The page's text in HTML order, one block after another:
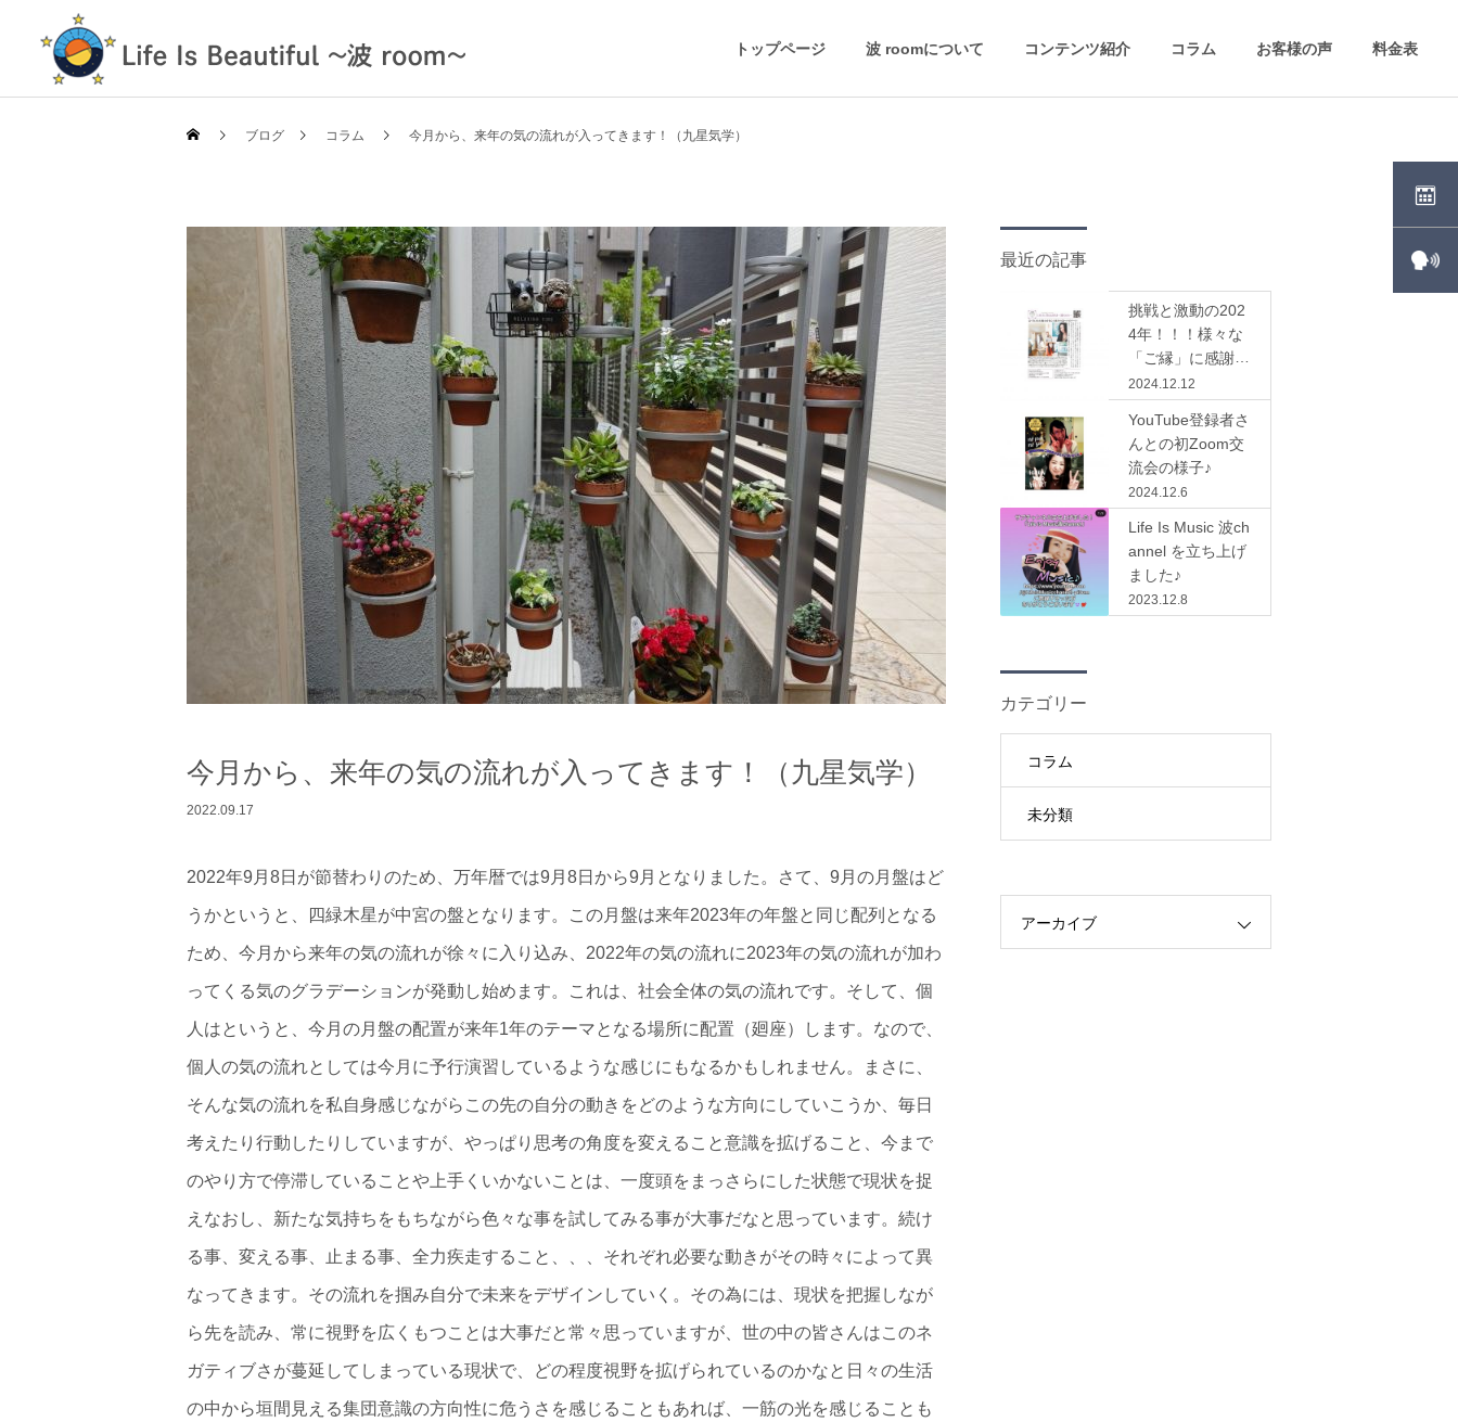
トップページ 波 roomについて コンテンツ紹介 コラム お客様の声 料金表
ブログ コラム 今月から、来年の気の流れが入ってきます！（九星気学）
今月から、来年の気の流れが入ってきます！（九星気学）
2022.09.17
2022年9月8日が節替わりのため、万年暦では9月8日から9月となりました。さて、9月の月盤はど
うかというと、四緑木星が中宮の盤となります。この月盤は来年2023年の年盤と同じ配列となる
ため、今月から来年の気の流れが徐々に入り込み、2022年の気の流れに2023年の気の流れが加わ
ってくる気のグラデーションが発動し始めます。これは、社会全体の気の流れです。そして、個
人はというと、今月の月盤の配置が来年1年のテーマとなる場所に配置（廻座）します。なので、
個人の気の流れとしては今月に予行演習しているような感じにもなるかもしれません。まさに、
そんな気の流れを私自身感じながらこの先の自分の動きをどのような方向にしていこうか、毎日
考えたり行動したりしていますが、やっぱり思考の角度を変えること意識を拡げること、今まで
のやり方で停滞していることや上手くいかないことは、一度頭をまっさらにした状態で現状を捉
えなおし、新たな気持ちをもちながら色々な事を試してみる事が大事だなと思っています。続け
る事、変える事、止まる事、全力疾走すること、、、それぞれ必要な動きがその時々によって異
なってきます。その流れを掴み自分で未来をデザインしていく。その為には、現状を把握しなが
ら先を読み、常に視野を広くもつことは大事だと常々思っていますが、世の中の皆さんはこのネ
ガティブさが蔓延してしまっている現状で、どの程度視野を拡げられているのかなと日々の生活
の中から垣間見える集団意識の方向性に危うさを感じることもあれば、一筋の光を感じることも
最近の記事
挑戦と激動の202
4年！！！様々な
「ご縁」に感謝の
日々です。
2024.12.12
YouTube登録者さ
んとの初Zoom交
流会の様子♪
2024.12.6
Life Is Music 波ch
annel を立ち上げ
ました♪
2023.12.8
カテゴリー
コラム
未分類
アーカイブ